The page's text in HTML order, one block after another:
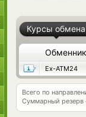
Курсы обмена
Обменник
Ex-ATM24
Всего по
Суммарный резерв